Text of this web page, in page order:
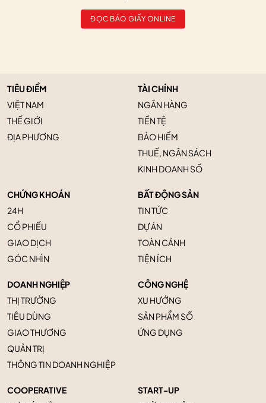
ĐỌC BÁO GIẤY ONLINE
TIÊU ĐIỂM
VIỆT NAM
THẾ GIỚI
ĐỊA PHƯƠNG
TÀI CHÍNH
NGÂN HÀNG
TIỀN TỆ
BẢO HIỂM
THUẾ, NGÂN SÁCH
KINH DOANH SỐ
CHỨNG KHOÁN
24H
CỔ PHIẾU
GIAO DỊCH
GÓC NHÌN
BẤT ĐỘNG SẢN
TIN TỨC
DỰ ÁN
TOÀN CẢNH
TIỆN ÍCH
DOANH NGHIỆP
THỊ TRƯỜNG
TIÊU DÙNG
GIAO THƯƠNG
QUẢN TRỊ
THÔNG TIN DOANH NGHIỆP
CÔNG NGHỆ
XU HƯỚNG
SẢN PHẨM SỐ
ỨNG DỤNG
COOPERATIVE
START-UP